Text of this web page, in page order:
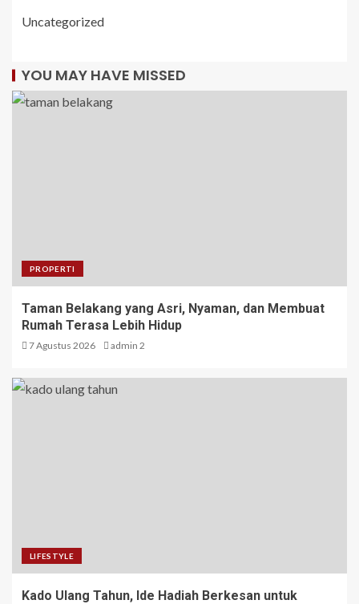
Uncategorized
YOU MAY HAVE MISSED
PROPERTI
Taman Belakang yang Asri, Nyaman, dan Membuat
Rumah Terasa Lebih Hidup
7 Agustus 2026 admin 2
LIFESTYLE
Kado Ulang Tahun, Ide Hadiah Berkesan untuk